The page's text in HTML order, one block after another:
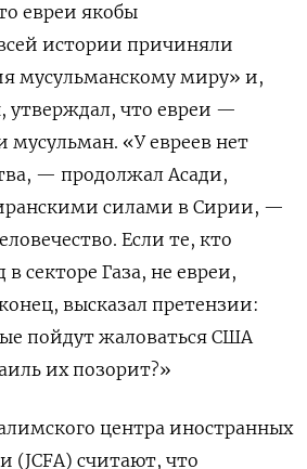
евреи якобы
истории причиняли
мусульманскому миру» и,
утверждал, что евреи —
мусульман. «У евреев нет
— продолжал Асади,
силами в Сирии, —
Если те, кто
секторе Газа, не евреи,
высказал претензии:
пойдут жаловаться США
их позорит?»
центра иностранных
(JCFA) считают, что